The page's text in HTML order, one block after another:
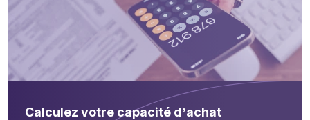
Calculez votre capacité d’achat